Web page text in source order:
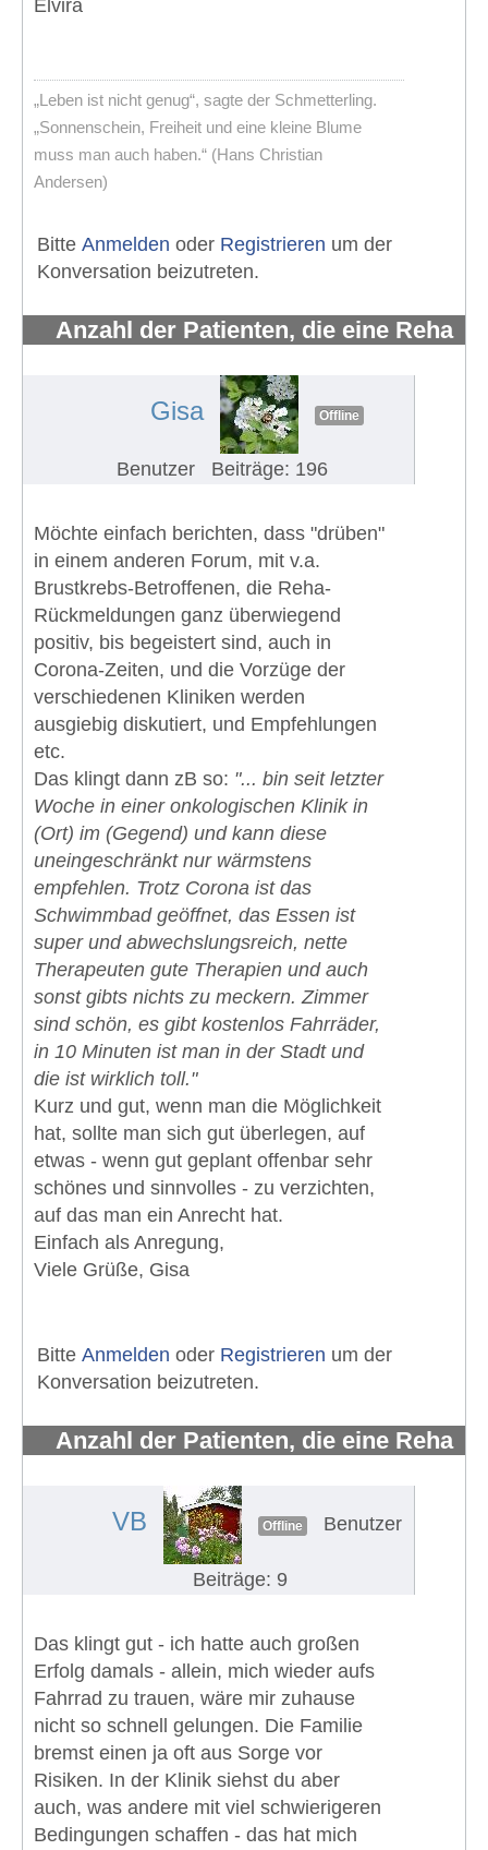
Elvira
„Leben ist nicht genug“, sagte der Schmetterling.
„Sonnenschein, Freiheit und eine kleine Blume
muss man auch haben.“ (Hans Christian
Andersen)
Bitte Anmelden oder Registrieren um der
Konversation beizutreten.
Anzahl der Patienten, die eine Reha
Gisa Offline
Benutzer Beiträge: 196
Möchte einfach berichten, dass "drüben"
in einem anderen Forum, mit v.a.
Brustkrebs-Betroffenen, die Reha-
Rückmeldungen ganz überwiegend
positiv, bis begeistert sind, auch in
Corona-Zeiten, und die Vorzüge der
verschiedenen Kliniken werden
ausgiebig diskutiert, und Empfehlungen
etc.
Das klingt dann zB so: "... bin seit letzter
Woche in einer onkologischen Klinik in
(Ort) im (Gegend) und kann diese
uneingeschränkt nur wärmstens
empfehlen. Trotz Corona ist das
Schwimmbad geöffnet, das Essen ist
super und abwechslungsreich, nette
Therapeuten gute Therapien und auch
sonst gibts nichts zu meckern. Zimmer
sind schön, es gibt kostenlos Fahrräder,
in 10 Minuten ist man in der Stadt und
die ist wirklich toll."
Kurz und gut, wenn man die Möglichkeit
hat, sollte man sich gut überlegen, auf
etwas - wenn gut geplant offenbar sehr
schönes und sinnvolles - zu verzichten,
auf das man ein Anrecht hat.
Einfach als Anregung,
Viele Grüße, Gisa
Bitte Anmelden oder Registrieren um der
Konversation beizutreten.
Anzahl der Patienten, die eine Reha
VB Offline Benutzer
Beiträge: 9
Das klingt gut - ich hatte auch großen
Erfolg damals - allein, mich wieder aufs
Fahrrad zu trauen, wäre mir zuhause
nicht so schnell gelungen. Die Familie
bremst einen ja oft aus Sorge vor
Risiken. In der Klinik siehst du aber
auch, was andere mit viel schwierigeren
Bedingungen schaffen - das hat mich